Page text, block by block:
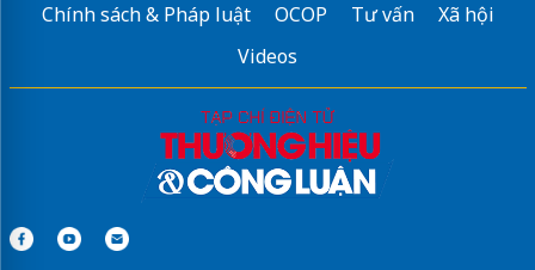
Chính sách & Pháp luật
OCOP Tư vấn
Xã hội
Videos